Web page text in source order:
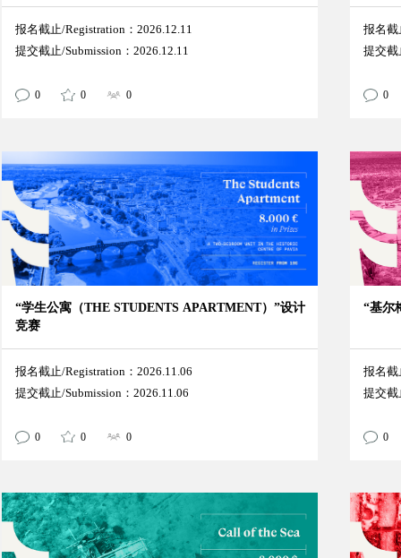
报名截止/Registration：2026.12.11
提交截止/Submission：2026.12.11
0 0 0
报名截
提交截
0
“学生公寓（THE STUDENTS APARTMENT）”设计
竞赛
报名截止/Registration：2026.11.06
提交截止/Submission：2026.11.06
0 0 0
“基尔
报名截
提交截
0